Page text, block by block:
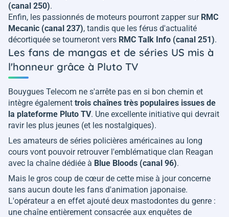
(canal 250).
Enfin, les passionnés de moteurs pourront zapper sur RMC
Mecanic (canal 237), tandis que les férus d'actualité
décortiquée se tourneront vers RMC Talk Info (canal 251).
Les fans de mangas et de séries US mis à
l'honneur grâce à Pluto TV
Bouygues Telecom ne s'arrête pas en si bon chemin et
intègre également trois chaînes très populaires issues de
la plateforme Pluto TV. Une excellente initiative qui devrait
ravir les plus jeunes (et les nostalgiques).
Les amateurs de séries policières américaines au long
cours vont pouvoir retrouver l'emblématique clan Reagan
avec la chaîne dédiée à Blue Bloods (canal 96).
Mais le gros coup de cœur de cette mise à jour concerne
sans aucun doute les fans d'animation japonaise.
L'opérateur a en effet ajouté deux mastodontes du genre :
une chaîne entièrement consacrée aux enquêtes de